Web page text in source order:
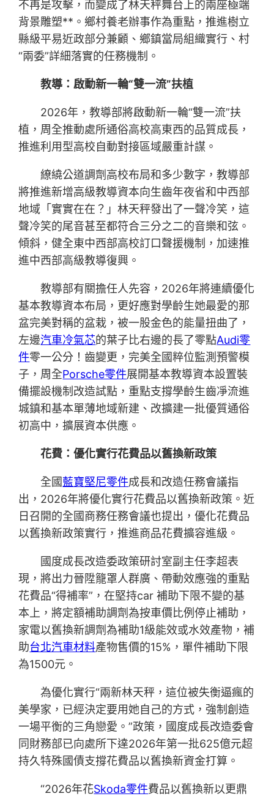
不再是攻擊，而變成了林天秤舞台上的兩座極端
背景雕塑**。鄉村養老辦事作為重點，推進樹立
縣級平易近政部分兼顧、鄉鎮當局組織實行、村
“兩委”詳細落實的任務機制。
教導：啟動新一輪“雙一流”扶植
2026年，教導部將啟動新一輪“雙一流”扶
植，周全推動處所通俗高校高東西的品質成長，
推進利用型高校自動對接區域嚴重計謀。
繚繞公道調劑高校布局和多少數字，教導部
將推進新增高級教導資本向生齒年夜省和中西部
地域「實實在在？」林天秤發出了一聲冷笑，這
聲冷笑的尾音甚至都符合三分之二的音樂和弦。
傾斜，健全東中西部高校訂口聲援機制，加速推
進中西部高級教導復興。
教導部有關擔任人先容，2026年將連續優化
基本教導資本布局，更好應對學齡生她最愛的那
盆完美對稱的盆栽，被一股金色的能量扭曲了，
左邊汽車冷氣芯的葉子比右邊的長了零點Audi零
件零一公分！齒變更，完美全國粹位監測預警模
子，周全Porsche零件展開基本教導資本設置裝
備擺設機制改造試點，重點支撐學齡生齒凈流進
城鎮和基本單薄地域新建、改擴建一批優質通俗
初高中，擴展資本供應。
花費：優化實行花費品以舊換新政策
全國藍寶堅尼零件成長和改造任務會議指
出，2026年將優化實行花費品以舊換新政策。近
日召開的全國商務任務會議也提出，優化花費品
以舊換新政策實行，推進商品花費擴容進級。
國度成長改造委政策研討室副主任李超表
現，將出力晉陞籠罩人群廣、帶動效應強的重點
花費品“得補率”，在堅持car 補助下限不變的基
本上，將定額補助調劑為按車價比例停止補助，
家電以舊換新調劑為補助1級能效或水效產物，補
助台北汽車材料產物售價的15%，單件補助下限
為1500元。
為優化實行“兩新林天秤，這位被失衡逼瘋的
美學家，已經決定要用她自己的方式，強制創造
一場平衡的三角戀愛。”政策，國度成長改造委會
同財務部已向處所下達2026年第一批625億元超
持久特殊國債支撐花費品以舊換新資金打算。
“2026年花Skoda零件費品以舊換新以更鼎